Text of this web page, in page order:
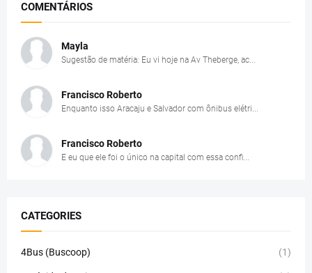
COMENTÁRIOS
Mayla
Sugestão de matéria: Eu vi hoje na Av Theberge, ac...
Francisco Roberto
Enquanto isso Aracaju e Salvador com ônibus elétri...
Francisco Roberto
E eu que ele foi o único na capital com essa confi...
CATEGORIES
4Bus (Buscoop) (1)